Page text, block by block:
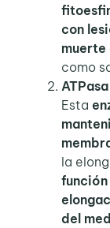
con
muerte
como
Esta
la
función
del